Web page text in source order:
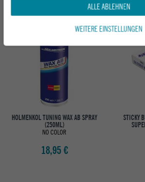
HOLMENKOL TUNING WAX AB SPRAY
(250ML)
NO COLOR
18,95 €
STICKY
ALLE ABLEHNEN
WEITERE EINSTELLUNGEN